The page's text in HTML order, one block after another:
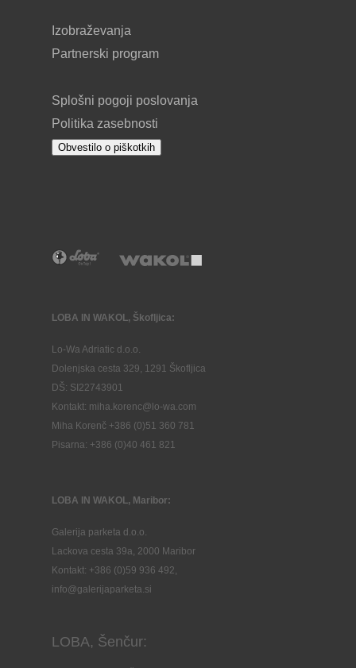
Izobraževanja
Partnerski program
Splošni pogoji poslovanja
Politika zasebnosti
Obvestilo o piškotkih
LOBA IN WAKOL, Škofljica:
Lo-Wa Adriatic d.o.o.
Dolenjska cesta 329, 1291 Škofljica
DŠ: SI22743901
Kontakt: miha.korenc@lo-wa.com
Miha Korenč +386 (0)51 360 781
Pisarna: +386 (0)40 461 821
LOBA IN WAKOL, Maribor:
Galerija parketa d.o.o.
Lackova cesta 39a, 2000 Maribor
Kontakt: +386 (0)59 936 492,
info@galerijaparketa.si
LOBA, Šenčur: